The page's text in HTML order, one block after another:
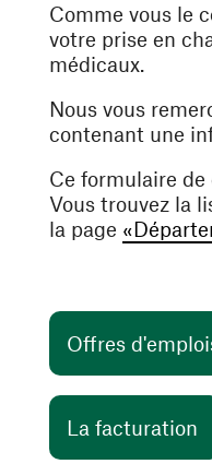
Comme vous le
votre prise en
médicaux.
Nous vous
contenant une
Ce formulaire
Vous trouvez la
la page
Offres
La facturation